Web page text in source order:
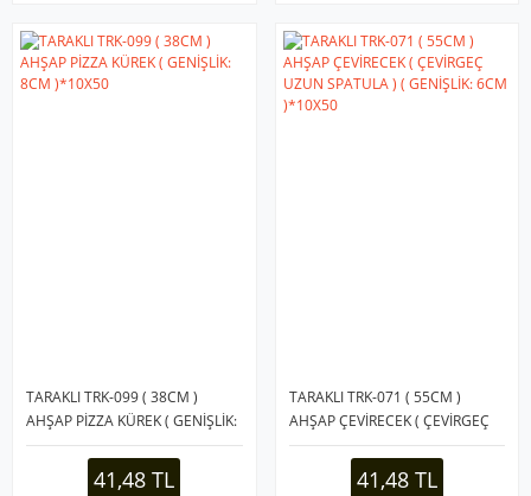
TARAKLI TRK-099 ( 38CM )
AHŞAP PİZZA KÜREK ( GENİŞLİK:
8CM )*10X50
41,48 TL
TARAKLI TRK-071 ( 55CM )
AHŞAP ÇEVİRECEK ( ÇEVİRGEÇ
UZUN SPATULA ) ( GENİŞLİK:
6CM )*10X5041,48 TL